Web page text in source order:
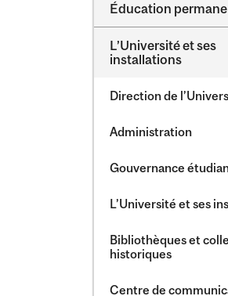
Éducation
L’Université et ses
installations
Direction de
Administration
Gouvernance
L’Université et ses
Bibliothèques et
historiques
Centre de